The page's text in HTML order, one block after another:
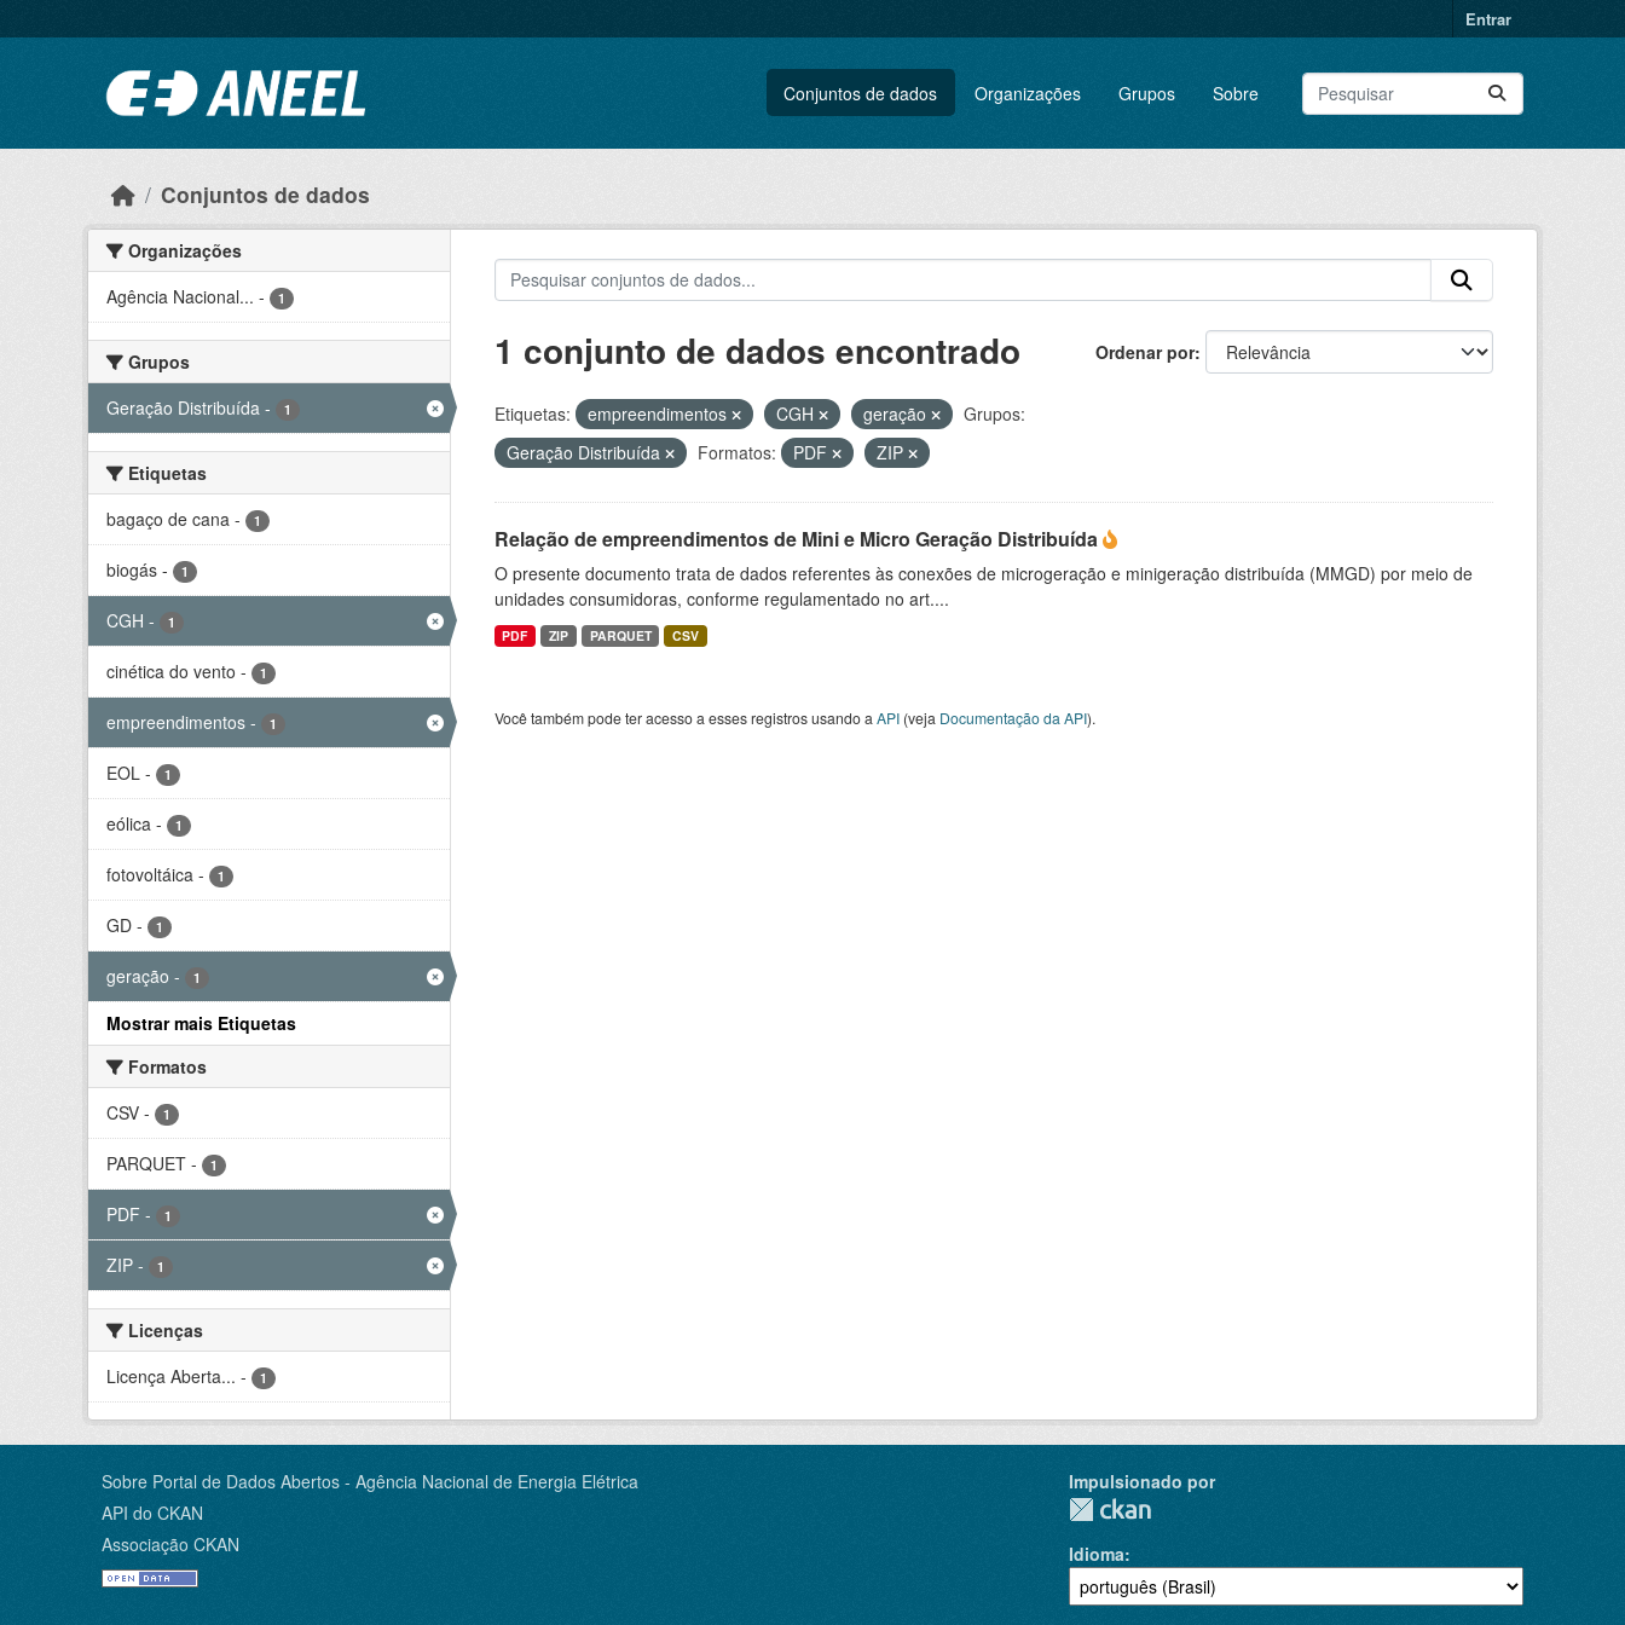
Entrar
Conjuntos de dados Organizações Grupos Sobre
Conjuntos de dados
Organizações
Agência Nacional... - 1
Grupos
Geração Distribuída - 1
Etiquetas
bagaço de cana - 1
biogás - 1
CGH - 1
cinética do vento - 1
empreendimentos - 1
EOL - 1
eólica - 1
fotovoltáica - 1
GD - 1
geração - 1
Mostrar mais Etiquetas
Formatos
CSV - 1
PARQUET - 1
PDF - 1
ZIP - 1
Licenças
Licença Aberta... - 1
Ordenar por
1 conjunto de dados encontrado
Etiquetas: empreendimentos CGH geração
Grupos:
Geração Distribuída
Formatos: PDF ZIP
Relação de empreendimentos de Mini e Micro Geração Distribuída
O presente documento trata de dados referentes às conexões de microgeração e minigeração distribuída (MMGD) por meio de
unidades consumidoras, conforme regulamentado no art....
PDF ZIP PARQUET CSV
Você também pode ter acesso a esses registros usando a API(veja Documentação da API).
Sobre Portal de Dados Abertos - Agência Nacional de Energia Elétrica
API do CKAN
Associação CKAN
Impulsionado por
Idioma